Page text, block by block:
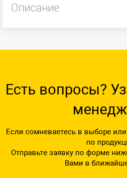
Описание
Есть вопросы?
Если сомневаетесь в выборе
по
Отправьте заявку по форме
Вами в